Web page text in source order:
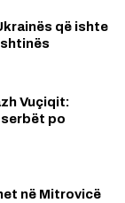
që ishte
Vuçiqit:
serbët po
në Mitrovicë